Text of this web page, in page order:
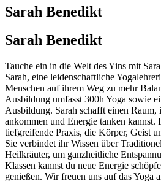
Sarah Benedikt
Sarah Benedikt
Tauche ein in die Welt des Yins mit
Sarah, eine leidenschaftliche
Menschen auf ihrem Weg zu mehr
Ausbildung umfasst 300h Yoga sowie
Ausbildung. Sarah schafft einen Raum,
ankommen und Energie tanken kannst.
tiefgreifende Praxis, die Körper, Geist
Sie verbindet ihr Wissen über
Heilkräuter, um ganzheitliche
Klassen kannst du neue Energie
genießen. Wir freuen uns auf das Yoga